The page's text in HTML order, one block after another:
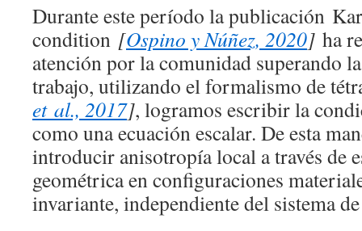
Durante este período la publicación
condition [Ospino y Núñez, 2020] ha
atención por la comunidad superando
trabajo, utilizando el formalismo de
et al., 2017], logramos escribir la
como una ecuación escalar. De esta
introducir anisotropía local a través de
geométrica en configuraciones
invariante, independiente del sistema